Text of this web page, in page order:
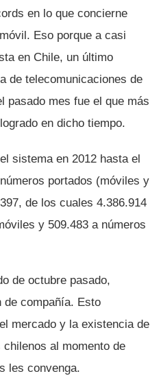
en lo que concierne
Eso porque a casi
en Chile, un último
de telecomunicaciones de
pasado mes fue el que más
en dicho tiempo.
sistema en 2012 hasta el
portados (móviles y
de los cuales 4.386.914
y 509.483 a números
de octubre pasado,
de compañí­a. Esto
mercado y la existencia de
al momento de
les convenga.